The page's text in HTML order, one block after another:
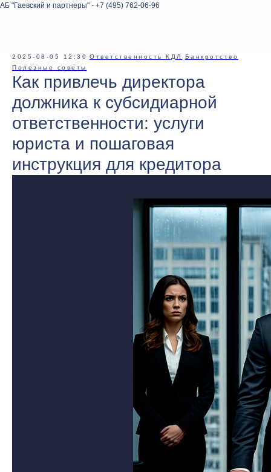
АБ "Гаевский и партнеры" - +7 (495) 762-06-96
2025-08-05 12:30 Ответственность КДЛ
Банкротство
Полезные советы
Как привлечь директора
должника к субсидиарной
ответственности: услуги
юриста и пошаговая
инструкция для кредитора